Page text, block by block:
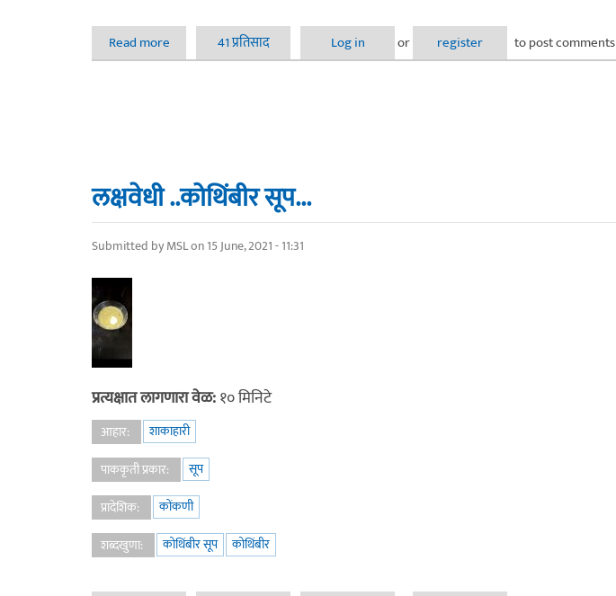
Read more about कॅरट (गाजर) सूप
41 प्रतिसाद Log in or register to post comments
लक्षवेधी ..कोथिंबीर सूप...
Submitted byMSLon 15 June, 2021 - 11:31
प्रत्यक्षात लागणारा वेळ:१० मिनिटे
आहार:
शाकाहारी
पाककृती प्रकार:
सूप
प्रादेशिक:
कोंकणी
शब्दखुणा:
कोथिंबीर सूप कोथिंबीर